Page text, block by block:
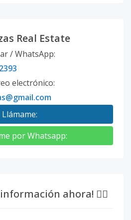
Real Estate
/ WhatsApp:
electrónico:
Llámame:
por Whatsapp:
ahora! 👇🏽